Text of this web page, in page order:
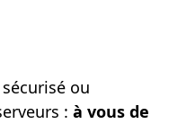
ou
: à vous de